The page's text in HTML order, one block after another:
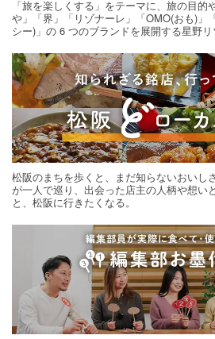
「旅を楽しくする」をテーマに、旅の目
や」「界」「リゾナーレ」「OMO(おも)」
シー)」の 6 つのブランドを展開する星野
松阪のまちを歩くと、まだ知らないおいし
が一人で巡り、出会った店主の人柄や想い
と、松阪に行きたくなる。